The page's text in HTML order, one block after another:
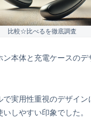
比較☆比べるを徹底調査
ン本体と充電ケースのデ
実用性重視のデザイン
しやすい印象でした。